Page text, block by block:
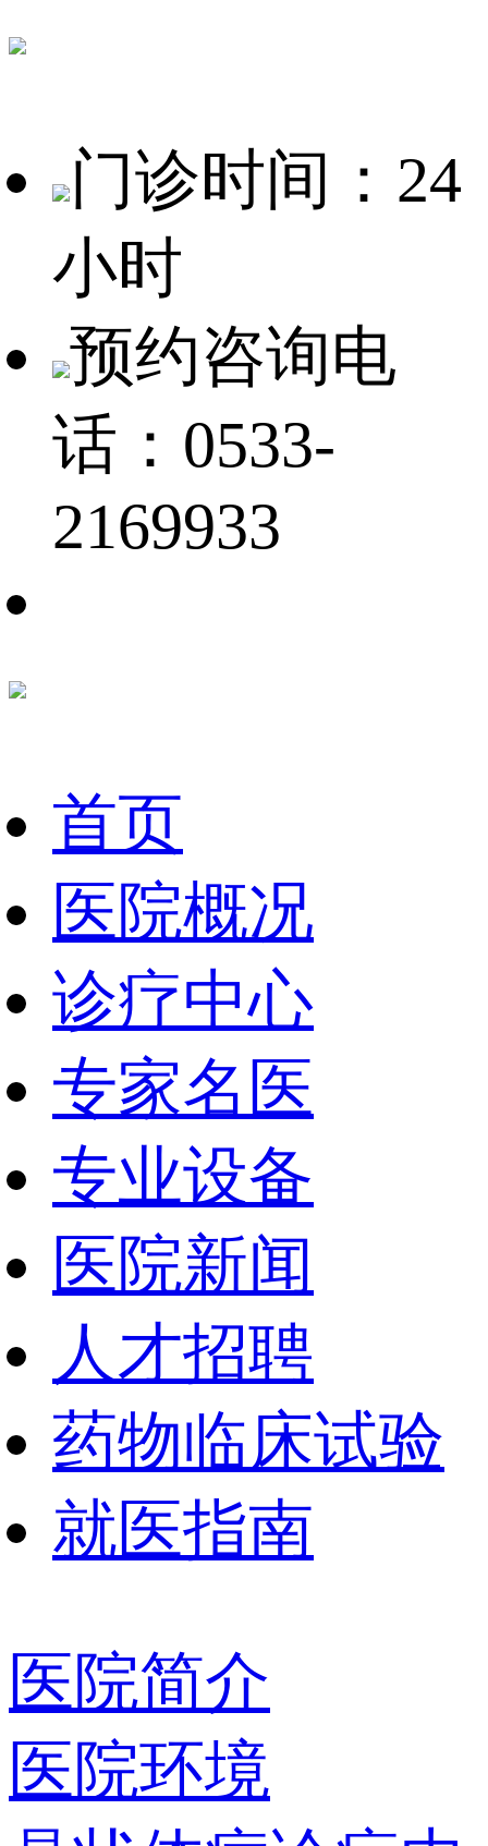
门诊时间：24
小时
预约咨询电
话：0533-
2169933
首页
医院概况
诊疗中心
专家名医
专业设备
医院新闻
人才招聘
药物临床试验
就医指南
医院简介
医院环境